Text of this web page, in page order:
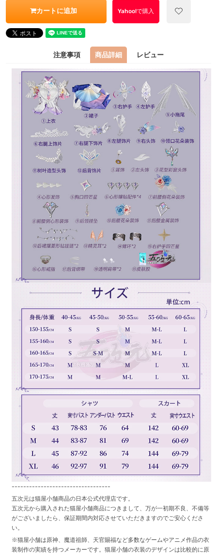
カートに追加 Yahoo!で購入
注意事項 商品詳細 レビュー
----------------------------------
五次元は猫屋小舗商品の日本公式代理店です。
五次元から購入された猫屋小舗商品につきまして、万が一初期不良、不備等
がございましたら、保証期間内対応させていただきますのでご安心くださ
い。
※猫屋小舗は原神、魔道祖師、天官賜福など多数なゲームやアニメ作品の衣
装制作の実績を持つメーカーです。猫屋小舗の衣装のデザインは比較的に原